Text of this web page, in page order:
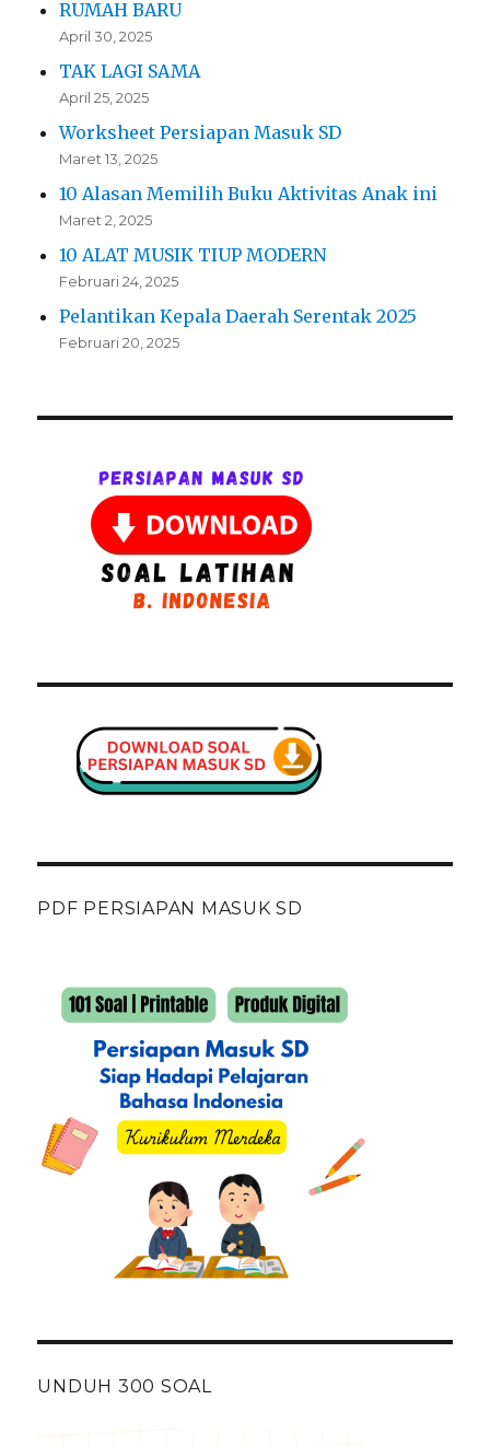
RUMAH BARU
April 30, 2025
TAK LAGI SAMA
April 25, 2025
Worksheet Persiapan Masuk SD
Maret 13, 2025
10 Alasan Memilih Buku Aktivitas Anak ini
Maret 2, 2025
10 ALAT MUSIK TIUP MODERN
Februari 24, 2025
Pelantikan Kepala Daerah Serentak 2025
Februari 20, 2025
PDF PERSIAPAN MASUK SD
UNDUH 300 SOAL